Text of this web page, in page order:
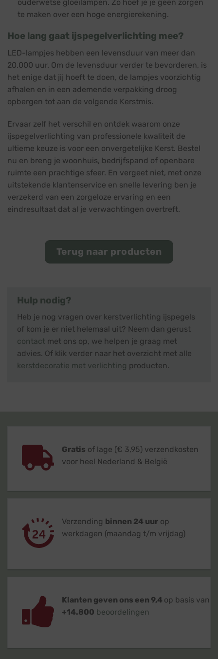
ouderwetse gloeilampen. Zo hoef je je geen zorgen
te maken over een hoge energierekening.
Hoe lang gaat ijspegelverlichting mee?
LED-lampjes hebben een levensduur van meer dan
20.000 uur. Om de levensduur verder te bevorderen, is
het enige dat jij hoeft te doen, de lampjes voorzichtig
afhalen en in een ademende verpakking droog
opbergen tot aan de volgende Kerstmis.
Ervaar zelf het verschil en ontdek waarom onze
ijspegelverlichting van professionele kwaliteit de
ultieme keuze is voor een onvergetelijke Kerst. Bestel
nu en breng je woonhuis, bedrijfspand of openbare
ruimte een prachtige sfeer. En vergeet niet, met onze
uitstekende klantenservice en snelle levering ben je
verzekerd van een zorgeloze ervaring en een
eindresultaat dat al je verwachtingen overtreft.
Terug naar producten
Hulp nodig?
Heb je nog vragen over kerstverlichting ijspegels
of kom je er niet helemaal uit? Neem dan gerust
contact met ons op, we helpen je graag met
advies. Of klik verder naar het overzicht met alle
kerstdecoratie met verlichting producten.
Gratis of lage (€ 3,95) verzendkosten
voor heel Nederland & België
Verzending binnen 24 uur op
werkdagen (maandag t/m vrijdag)
Klanten geven ons een 9,4 op basis van
+14.800 beoordelingen